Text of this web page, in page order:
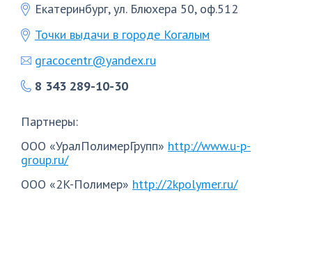
Екатеринбург, ул. Блюхера 50, оф.512
Точки выдачи в городе Когалым
gracocentr@yandex.ru
8 343 289-10-30
Партнеры:
ООО «УралПолимерГрупп» http://www.u-p-
group.ru/
ООО «2K-Полимер» http://2kpolymer.ru/